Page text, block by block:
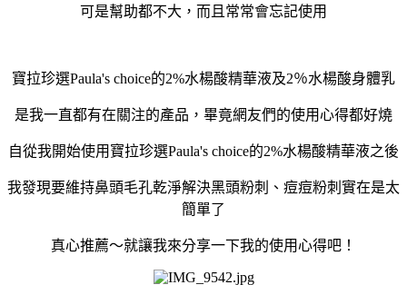
可是幫助都不大，而且常常會忘記使用
寶拉珍選Paula's choice的2%水楊酸精華液及2％水楊酸身體乳
是我一直都有在關注的產品， 畢竟網友們的使用心得都好燒
自從我開始使用寶拉珍選Paula's choice的2%水楊酸精華液之後
我發現要維持鼻頭毛孔乾淨解決黑頭粉刺 、痘痘粉刺實在是太
簡單了
真心推薦～就讓我來分享一下我的使用心得吧！